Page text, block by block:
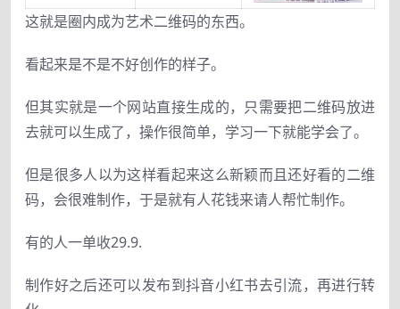
这就是圈内成为艺术二维码的东西。
看起来是不是不好创作的样子。
但其实就是一个网站直接生成的， 只需要把二维码放进
去就可以生成了， 操作很简单，学习一下就能学会了。
但是很多人以为这样看起来这么新颖而且还好看的二维
码， 会很难制作， 于是就有人花钱来请人帮忙制作。
有的人一单收29.9.
制作好之后还可以发布到抖音小红书去引流， 再进行转